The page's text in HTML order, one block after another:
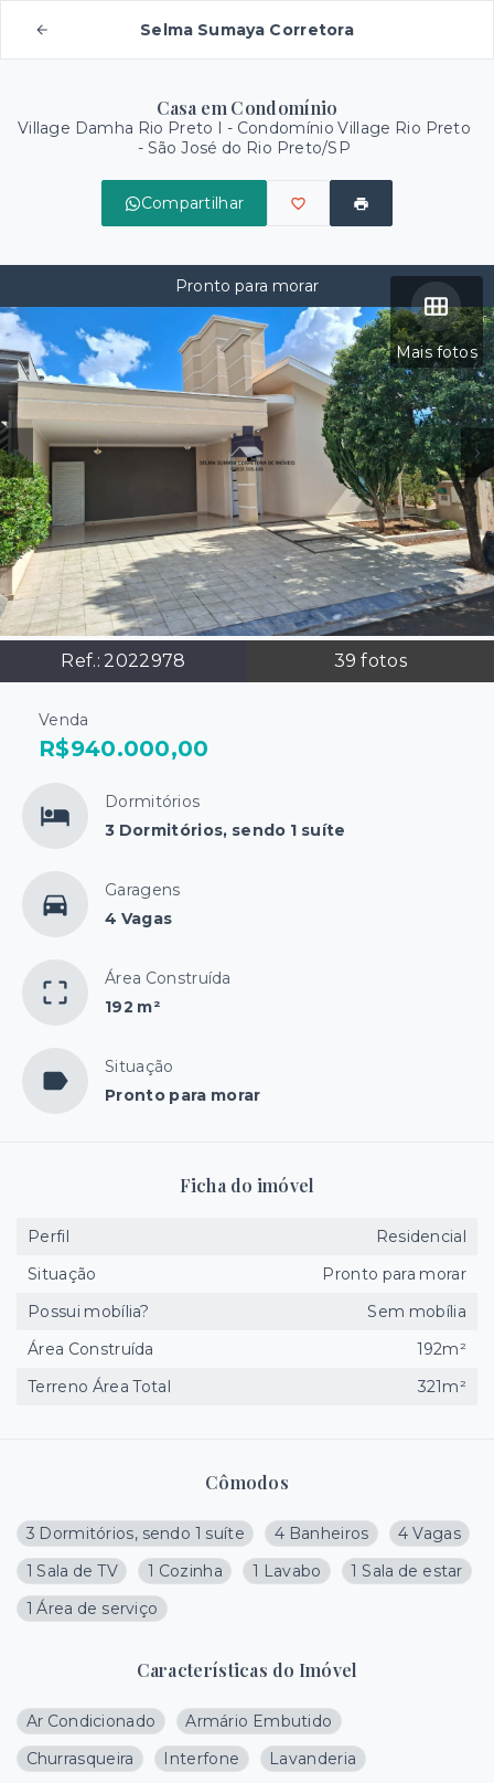
Selma Sumaya Corretora
Casa em Condomínio
Village Damha Rio Preto I - Condomínio Village Rio Preto
- São José do Rio Preto/SP
Compartilhar
Mais fotos
Ref.: 2022978 39 fotos
Pronto para morar
Venda
R$940.000,00
Dormitórios
3 Dormitórios, sendo 1 suíte
Garagens
4 Vagas
Área Construída
192 m²
Situação
Pronto para morar
Cômodos
3 Dormitórios, sendo 1 suíte 4 Banheiros
4 Vagas
1 Sala de TV
1 Cozinha 1 Lavabo
1 Sala de estar
1 Área de serviço
Características do Imóvel
Ar Condicionado
Armário Embutido
Churrasqueira
Interfone Lavanderia
Ficha do imóvel
Perfil
Residencial
Situação
Pronto para morar
Possui mobília?
Sem mobília
Área Construída
192m²
Terreno Área Total
321m²